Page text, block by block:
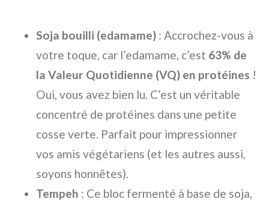
Soja bouilli (edamame) : Accrochez-vous à
votre toque, car l’edamame, c’est 63% de
la Valeur Quotidienne (VQ) en protéines !
Oui, vous avez bien lu. C’est un véritable
concentré de protéines dans une petite
cosse verte. Parfait pour impressionner
vos amis végétariens (et les autres aussi,
soyons honnêtes).
Tempeh : Ce bloc fermenté à base de soja,